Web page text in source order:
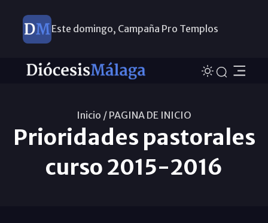
Este domingo, Campaña Pro Templos
Inicio / PAGINA DE INICIO
Prioridades pastorales
curso 2015-2016